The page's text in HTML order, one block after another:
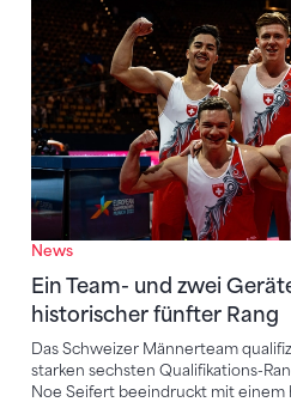
News
Ein Team- und zwei
historischer fünfter Rang
Das Schweizer Männerteam
starken sechsten Qualifikations-
Noe Seifert beeindruckt mit einem